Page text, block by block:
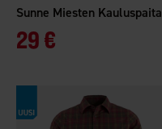
Sunne Miesten Kauluspaita
29 €